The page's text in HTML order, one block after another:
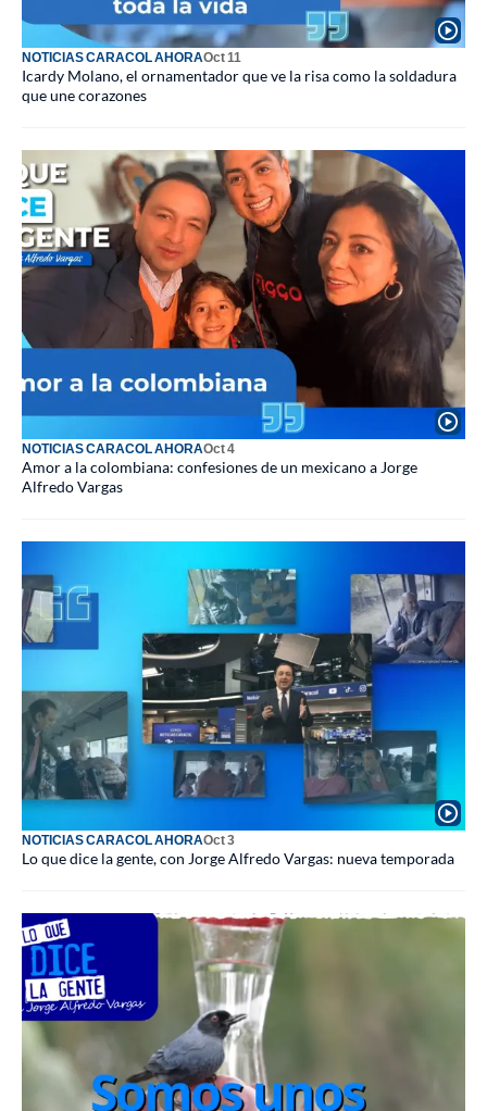
NOTICIAS CARACOL AHORAOct 11
Icardy Molano, el ornamentador que ve la risa como la soldadura
que une corazones
NOTICIAS CARACOL AHORAOct 4
Amor a la colombiana: confesiones de un mexicano a Jorge
Alfredo Vargas
NOTICIAS CARACOL AHORAOct 3
Lo que dice la gente, con Jorge Alfredo Vargas: nueva temporada